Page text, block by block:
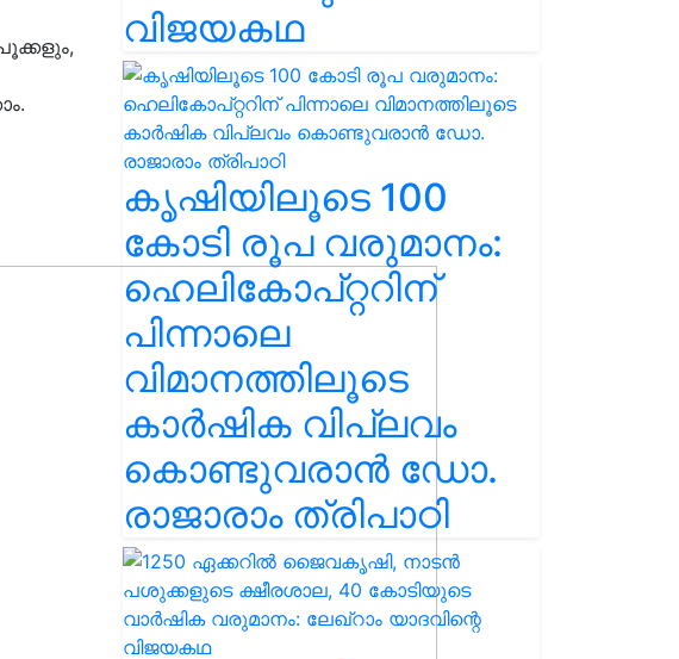
വിജയകഥ
കൃഷിയിലൂടെ 100
കോടി രൂപ വരുമാനം:
ഹെലികോപ്റ്ററിന്
പിന്നാലെ
വിമാനത്തിലൂടെ
കാർഷിക വിപ്ലവം
കൊണ്ടുവരാൻ ഡോ.
രാജാരാം ത്രിപാഠി